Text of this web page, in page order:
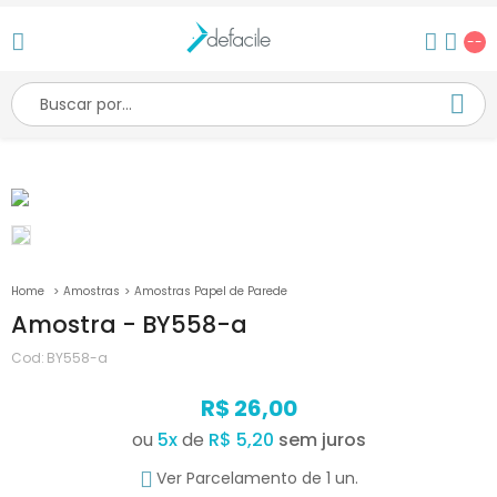
--
Amostras Amostras Papel de Parede
Amostra - BY558-a
Cod: BY558-a
R$ 26,00
ou 5xde R$ 5,20
Ver Parcelamento de 1 un.